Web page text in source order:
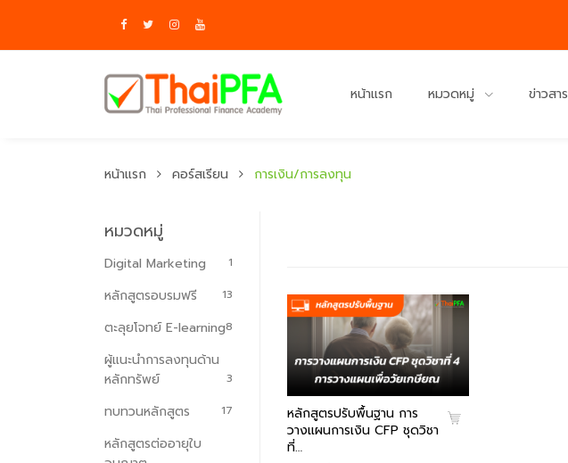
หน้าแรก หมวดหมู่ ข่าวสาร
หน้าแรก คอร์สเรียน การเงิน/การลงทุน
หลักสูตรปรับพื้นฐาน การ
วางแผนการเงิน CFP ชุดวิชา
ที่…
หมวดหมู่
Digital Marketing 1
หลักสูตรอบรมฟรี 13
ตะลุยโจทย์ E-learning8
ผู้แนะนำการลงทุนด้าน
หลักทรัพย์
3
ทบทวนหลักสูตร 17
หลักสูตรต่ออายุใบ